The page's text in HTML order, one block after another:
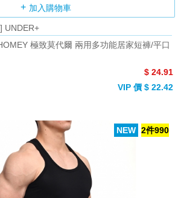
加入購物車
UNDER+
極致莫代爾 兩用多功能居家短褲/平口
$ 24.91
VIP 價 $ 22.42
NEW 2件990